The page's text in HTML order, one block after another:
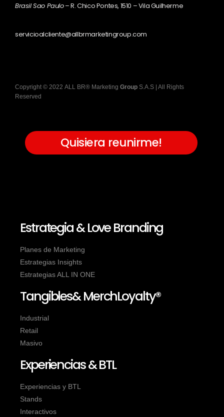
Brasil Sao Paulo– R. Chico Pontes, 1510 – Vila Guilherme
servicioalcliente@allbrmarketingroup.com
Copyright© 2022 ALL BR® Marketing Group S.A.S | All Rights
Reserved
Quisiera reunirme!
Estrategia & Love Branding
Planes de Marketing
Estrategias Insights
Estrategias ALL IN ONE
Tangibles& MerchLoyalty®
Industrial
Retail
Masivo
Experiencias & BTL
Experiencias y BTL
Stands
Interactivos